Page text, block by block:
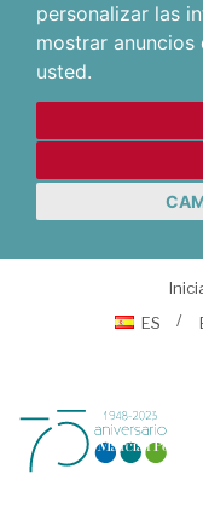
personalizar las
mostrar anuncios
usted.
ES